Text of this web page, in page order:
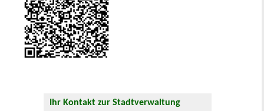
Ihr Kontakt zur Stadtverwaltung